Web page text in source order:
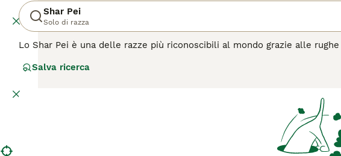
Shar Pei
Solo di razza
Lo Shar Pei è una delle razze più riconoscibili al mondo grazie alle
origine cinese e vanta di essere una delle più antiche del mondo.
per informazioni su questa
Salva ricerca